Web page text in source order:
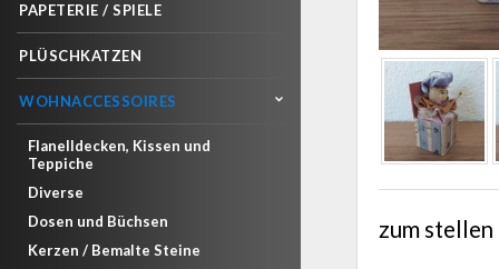
PAPETERIE / SPIELE
PLÜSCHKATZEN
WOHNACCESSOIRES
Flanelldecken, Kissen und
Teppiche
Diverse
Dosen und Büchsen
Kerzen / Bemalte Steine
zum